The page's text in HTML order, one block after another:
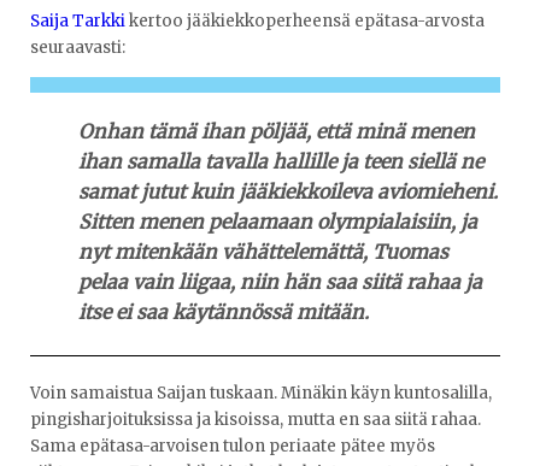
Saija Tarkkikertoo jääkiekkoperheensä epätasa-arvosta
seuraavasti:
Onhan tämä ihan pöljää, että minä menen
ihan samalla tavalla hallille ja teen siellä ne
samat jutut kuin jääkiekkoileva aviomieheni.
Sitten menen pelaamaan olympialaisiin, ja
nyt mitenkään vähättelemättä, Tuomas
pelaa vain liigaa, niin hän saa siitä rahaa ja
itse ei saa käytännössä mitään.
Voin samaistua Saijan tuskaan. Minäkin käyn kuntosalilla,
pingisharjoituksissa ja kisoissa, mutta en saa siitä rahaa.
Sama epätasa-arvoisen tulon periaate pätee myös